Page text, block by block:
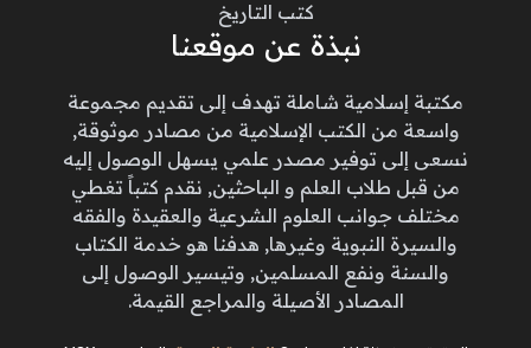
كتب التاريخ
نبذة عن موقعنا
مكتبة إسلامية شاملة تهدف إلى تقديم مجموعة
واسعة من الكتب الإسلامية من مصادر موثوقة,
نسعى إلى توفير مصدر علمي يسهل الوصول إليه
من قبل طلاب العلم و الباحثين, نقدم كتباً تغطي
مختلف جوانب العلوم الشرعية والعقيدة والفقه
والسيرة النبوية وغيرها, هدفنا هو خدمة الكتاب
والسنة ونفع المسلمين, وتيسير الوصول إلى
المصادر الأصيلة والمراجع القيمة.